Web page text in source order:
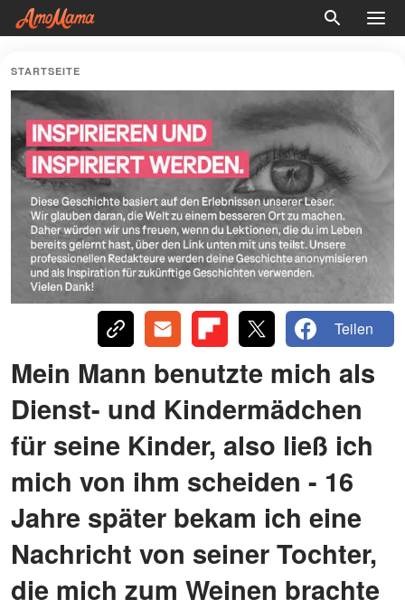
STARTSEITE
Teilen
Mein Mann benutzte mich als
Dienst- und Kindermädchen
für seine Kinder, also ließ ich
mich von ihm scheiden - 16
Jahre später bekam ich eine
Nachricht von seiner Tochter,
die mich zum Weinen brachte